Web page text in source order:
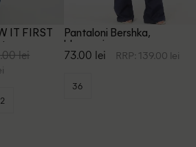
IT FIRST
lei
Pantaloni Bershka,
bleumarin
73.00 lei RRP: 139.00 lei
36